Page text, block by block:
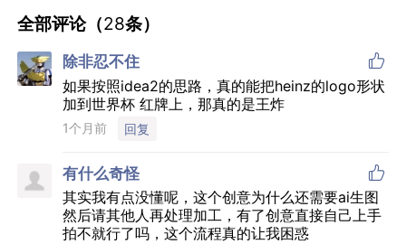
全部评论（28条）
除非忍不住 
如果按照idea2的思路，真的能把heinz的logo形状
加到世界杯 红牌上，那真的是王炸
1个月前 回复
有什么奇怪 
其实我有点没懂呢，这个创意为什么还需要ai生图
然后请其他人再处理加工，有了创意直接自己上手
拍不就行了吗，这个流程真的让我困惑